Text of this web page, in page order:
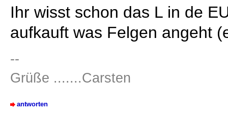
Ihr wisst schon das L in de
aufkauft was Felgen angeht
--
Grüße .......Carsten
antworten